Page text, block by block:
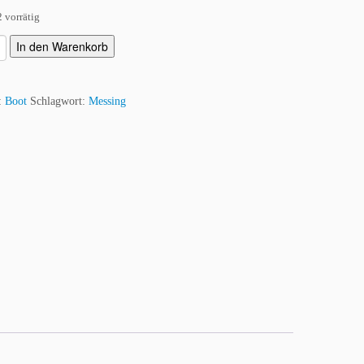
vorrätig
In den Warenkorb
Boot Schlagwort:Messing